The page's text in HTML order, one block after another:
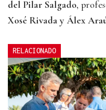
del Pilar Salgado,
Xosé Rivada y Álex
RELACIONADO